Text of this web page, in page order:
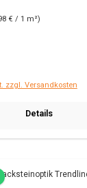
€ / 1 m²)
zzgl. Versandkosten
Details